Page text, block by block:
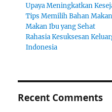
Upaya Meningkatkan
Tips Memilih Bahan
Makan Ibu yang Sehat
Rahasia Kesuksesan
Indonesia
Recent Comments